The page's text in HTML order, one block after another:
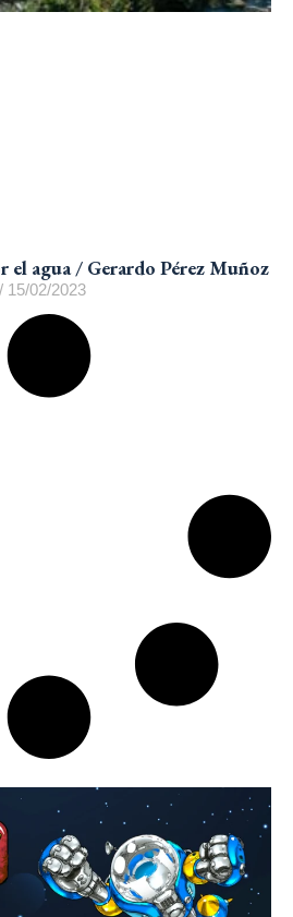
el agua / Gerardo Pérez Muñoz
15/02/2023